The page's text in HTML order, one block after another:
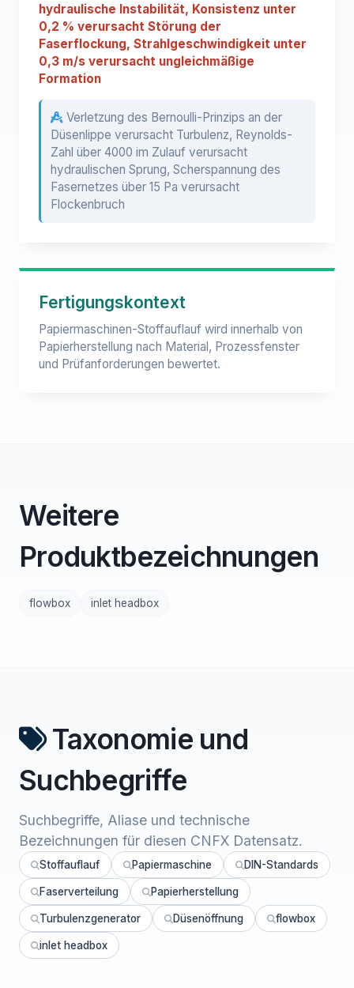
hydraulische Instabilität, Konsistenz unter
0,2 % verursacht Störung der
Faserflockung, Strahlgeschwindigkeit unter
0,3 m/s verursacht ungleichmäßige
Formation
Verletzung des Bernoulli-Prinzips an der
Düsenlippe verursacht Turbulenz, Reynolds-
Zahl über 4000 im Zulauf verursacht
hydraulischen Sprung, Scherspannung des
Fasernetzes über 15 Pa verursacht
Flockenbruch
Fertigungskontext
Papiermaschinen-Stoffauflauf wird innerhalb von
Papierherstellung nach Material, Prozessfenster
und Prüfanforderungen bewertet.
Weitere
Produktbezeichnungen
flowbox inlet headbox
Taxonomie und
Suchbegriffe
Suchbegriffe, Aliase und technische
Bezeichnungen für diesen CNFX Datensatz.
Stoffauflauf Papiermaschine DIN-Standards
Faserverteilung Papierherstellung
Turbulenzgenerator Düsenöffnung flowbox
inlet headbox